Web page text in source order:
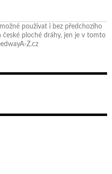
používat i bez předchozího
ploché dráhy, jen je v tomto
Z.cz